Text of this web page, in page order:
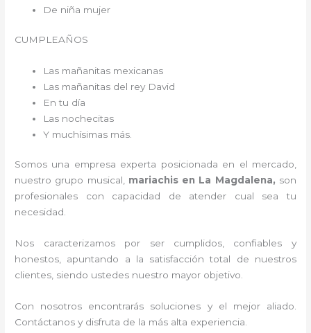
De niña mujer
CUMPLEAÑOS
Las mañanitas mexicanas
Las mañanitas del rey David
En tu día
Las nochecitas
Y muchísimas más.
Somos una empresa experta posicionada en el mercado,
nuestro grupo musical, mariachis en La Magdalena, son
profesionales con capacidad de atender cual sea tu
necesidad.
Nos caracterizamos por ser cumplidos, confiables y
honestos, apuntando a la satisfacción total de nuestros
clientes, siendo ustedes nuestro mayor objetivo.
Con nosotros encontrarás soluciones y el mejor aliado.
Contáctanos y disfruta de la más alta experiencia.